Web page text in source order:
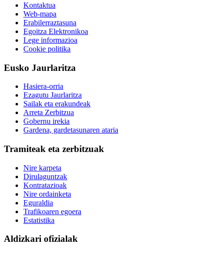
Kontaktua
Web-mapa
Erabilerraztasuna
Egoitza Elektronikoa
Lege informazioa
Cookie politika
Eusko Jaurlaritza
Hasiera-orria
Ezagutu Jaurlaritza
Sailak eta erakundeak
Arreta Zerbitzua
Gobernu irekia
Gardena, gardetasunaren ataria
Tramiteak eta zerbitzuak
Nire karpeta
Dirulaguntzak
Kontratazioak
Nire ordainketa
Eguraldia
Trafikoaren egoera
Estatistika
Aldizkari ofizialak